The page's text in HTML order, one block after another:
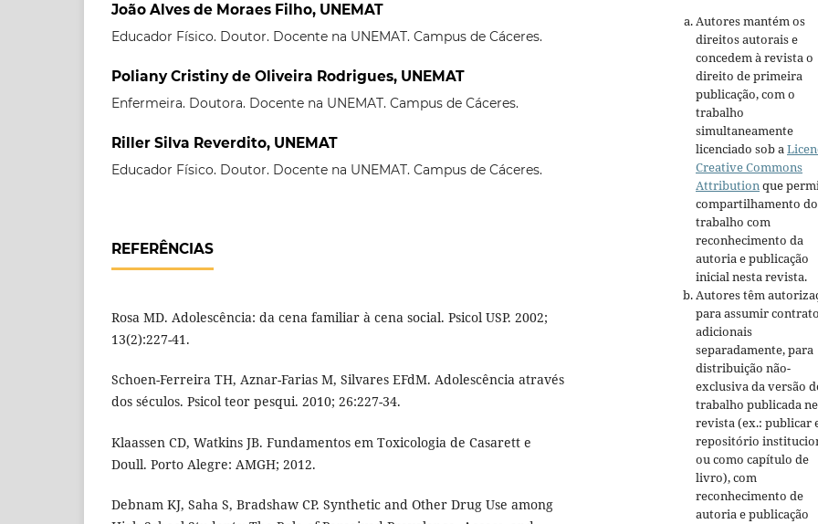
João Alves de Moraes Filho, UNEMAT
Educador Físico. Doutor. Docente na UNEMAT. Campus de Cáceres.
Poliany Cristiny de Oliveira Rodrigues, UNEMAT
Enfermeira. Doutora. Docente na UNEMAT. Campus de Cáceres.
Riller Silva Reverdito, UNEMAT
Educador Físico. Doutor. Docente na UNEMAT. Campus de Cáceres.
REFERÊNCIAS
Rosa MD. Adolescência: da cena familiar à cena social. Psicol USP. 2002;
13(2):227-41.
Schoen-Ferreira TH, Aznar-Farias M, Silvares EFdM. Adolescência através
dos séculos. Psicol teor pesqui. 2010; 26:227-34.
Klaassen CD, Watkins JB. Fundamentos em Toxicologia de Casarett e
Doull. Porto Alegre: AMGH; 2012.
Debnam KJ, Saha S, Bradshaw CP. Synthetic and Other Drug Use among
Autores mantém os
direitos autorais e
concedem à revista o
direito de primeira
publicação, com o
trabalho
simultaneamente
licenciado sob a
Creative Commons
Attributionque
compartilhamento do
trabalho com
reconhecimento da
autoria e publicação
inicial nesta revista.
Autores têm
para assumir
adicionais
separadamente, para
distribuição não-
exclusiva da versão
trabalho publicada
revista (ex.: publicar
repositório
ou como capítulo de
livro), com
reconhecimento de
autoria e publicação